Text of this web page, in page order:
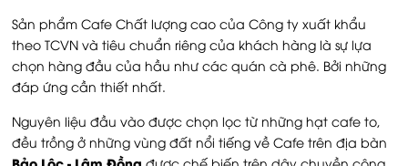
Sản phẩm Cafe Chất lượng cao của Công ty xuất khẩu
theo TCVN và tiêu chuẩn riêng của khách hàng là sự lựa
chọn hàng đầu của hầu như các quán cà phê. Bởi những
đáp ứng cần thiết nhất.
Nguyên liệu đầu vào được chọn lọc từ những hạt cafe to,
đều trồng ở những vùng đất nổi tiếng về Cafe trên địa bàn
được chế biến trên dây chuyền công